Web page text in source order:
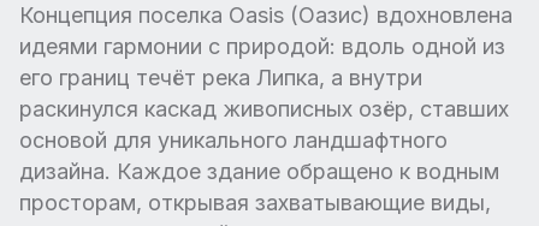
Концепция поселка Oasis (Оазис) вдохновлена
идеями гармонии с природой: вдоль одной из
его границ течёт река Липка, а внутри
раскинулся каскад живописных озёр, ставших
основой для уникального ландшафтного
дизайна. Каждое здание обращено к водным
просторам, открывая захватывающие виды,